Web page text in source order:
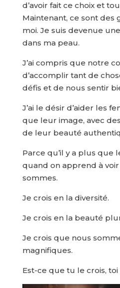
d’avoir fait ce choix et
Maintenant, ce sont des
moi. Je suis devenue
dans ma peau.
J’ai compris que notre
d’accomplir tant de
défis et de nous sentir
J’ai le désir d’aider les
que leur image, avec
de leur beauté
Parce qu’il y a plus que
quand on apprend à
sommes.
Je crois en la diversité.
Je crois en la beauté
Je crois que nous
magnifiques.
Est-ce que tu le crois, toi